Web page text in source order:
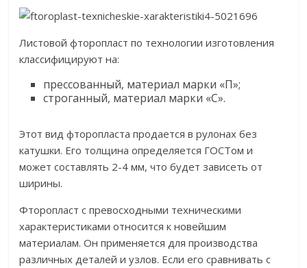
Листовой фторопласт по технологии изготовления
классифицируют на:
прессованный, материал марки «П»;
строганный, материал марки «С».
Этот вид фторопласта продается в рулонах без
катушки. Его толщина определяется ГОСТом и
может составлять 2-4 мм, что будет зависеть от
ширины.
Фторопласт с превосходными техническими
характеристиками относится к новейшим
материалам. Он применяется для производства
различных деталей и узлов. Если его сравнивать с